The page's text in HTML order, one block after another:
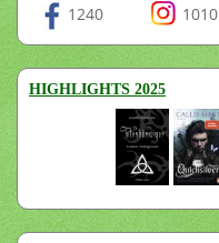
1240 1010
HIGHLIGHTS 2025